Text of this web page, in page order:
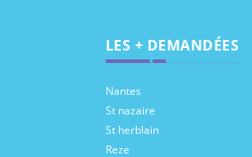
LES + DEMANDÉES
Nantes
St nazaire
St herblain
Reze